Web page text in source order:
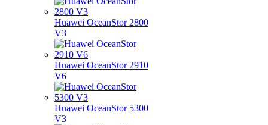
Huawei OceanStor 2800
V3
Huawei OceanStor 2910
V6
Huawei OceanStor 5300
V3